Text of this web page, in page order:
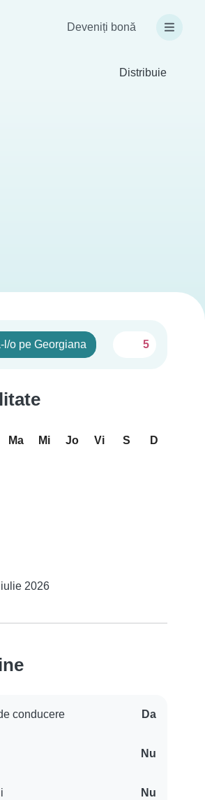
Deveniți bonă
Distribuie
l/o pe Georgiana 5
Ma Mi Jo Vi S
D
2026
conducere Da
Nu
Nu